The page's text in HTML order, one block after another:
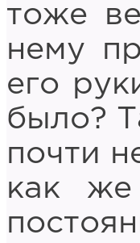
тоже
нему
его
было?
почти
как же